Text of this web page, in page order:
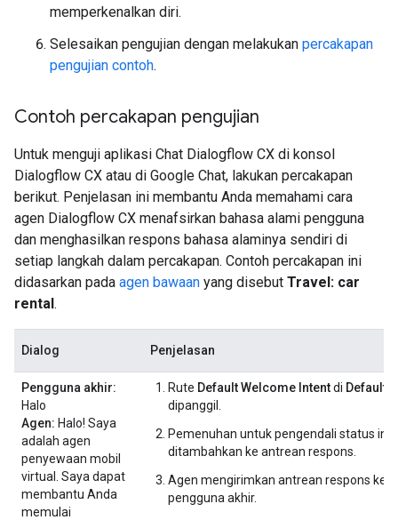
memperkenalkan diri.
Selesaikan pengujian dengan melakukan percakapan
pengujian contoh.
Contoh percakapan pengujian
Untuk menguji aplikasi Chat Dialogflow CX di konsol
Dialogflow CX atau di Google Chat, lakukan percakapan
berikut. Penjelasan ini membantu Anda memahami cara
agen Dialogflow CX menafsirkan bahasa alami pengguna
dan menghasilkan respons bahasa alaminya sendiri di
setiap langkah dalam percakapan. Contoh percakapan ini
didasarkan pada agen bawaan yang disebut Travel: car
rental.
Dialog Penjelasan
Pengguna akhir:
Halo
Agen: Halo! Saya
adalah agen
penyewaan mobil
virtual. Saya dapat
membantu Anda
memulai
Rute Default Welcome Intentdi Default
dipanggil.
Pemenuhan untuk pengendali status ini
ditambahkan ke antrean respons.
Agen mengirimkan antrean respons
pengguna akhir.